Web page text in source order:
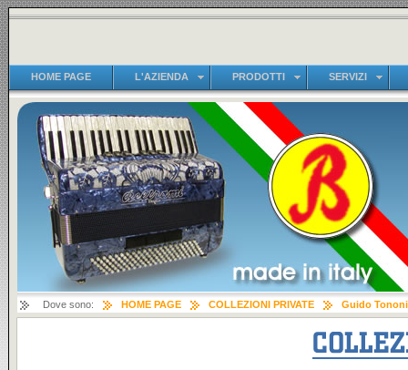
HOME PAGE L'AZIENDA PRODOTTI SERVIZI
Dove sono: HOME PAGE COLLEZIONI PRIVATE Guido Tononi